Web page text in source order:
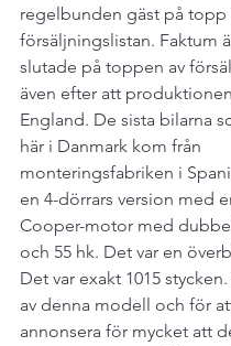
regelbunden gäst på topp
försäljningslistan. Faktum
slutade på toppen av
även efter att
England. De sista bilarna
här i Danmark kom från
monteringsfabriken i
en 4-dörrars version med
Cooper-motor med
och 55 hk. Det var en
Det var exakt 1015
av denna modell och för
annonsera för mycket att